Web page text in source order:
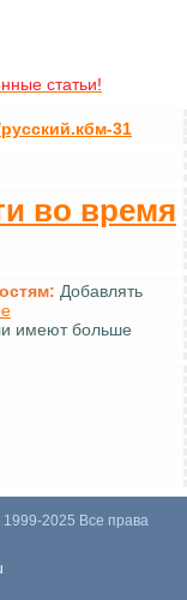
статьи!
31
во время
Добавлять
имеют больше
2025 Все права